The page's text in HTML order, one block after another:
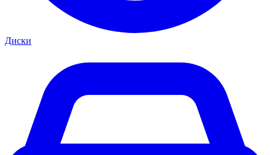
Диски